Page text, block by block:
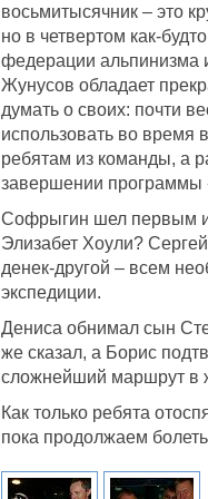
восьмитысячник – это
но в четвертом как-
федерации альпинизма
Жунусов обладает
думать о своих: почти
использовать во время
ребятам из команды, а
завершении
Софрыгин шел первым и
Элизабет Хоули?
денек-другой – всем
экспедиции.
Дениса обнимал сын
же сказал, а Борис
сложнейший маршрут в
Как только ребята
пока продолжаем